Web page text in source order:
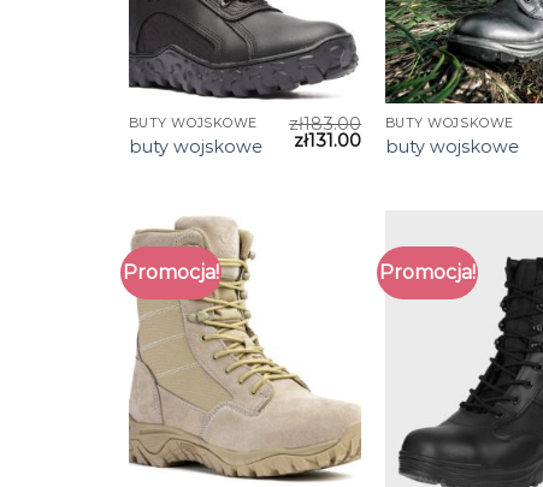
BUTY WOJSKOWE
buty wojskowe
zł183.00
zł131.00
BUTY WOJSKOWE
buty wojskowe
Promocja! Promocja!